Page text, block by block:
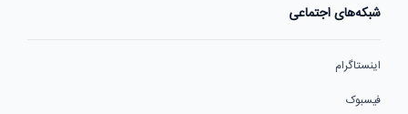
شبکه‌های اجتماعی
اینستاگرام
فیسبوک